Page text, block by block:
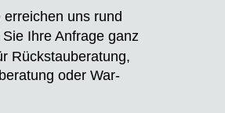
uns rund
Ihre Anfra­ge ganz
Rück­stau­be­ra­tung,
oder War­